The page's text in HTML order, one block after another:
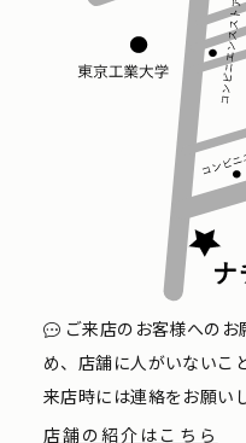
ご来店のお客様への
め、店舗に人がいないこ
来店時には連絡をお願い
店舗の紹介はこちら